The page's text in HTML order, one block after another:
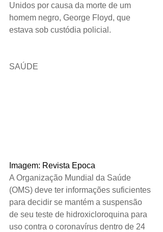
Unidos por causa da morte de um
homem negro, George Floyd, que
estava sob custódia policial.
SAÚDE
Imagem: Revista Epoca
A Organização Mundial da Saúde
(OMS) deve ter informações suficientes
para decidir se mantém a suspensão
de seu teste de hidroxicloroquina para
uso contra o coronavírus dentro de 24